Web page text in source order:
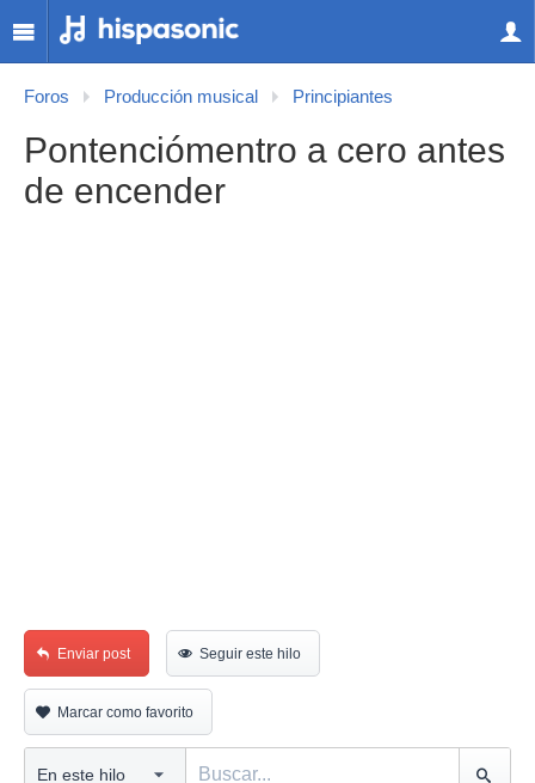
Foros Producción musical Principiantes
Pontenciómentro a cero antes
de encender
Enviar post Seguir este hilo
Marcar como favorito